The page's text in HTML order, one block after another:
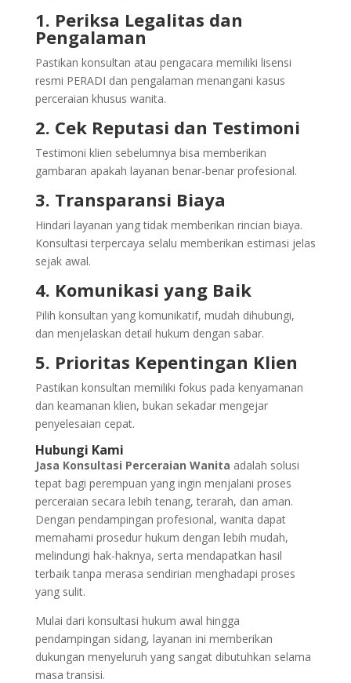
1. Periksa Legalitas dan
Pengalaman
Pastikan konsultan atau pengacara memiliki lisensi
resmi PERADI dan pengalaman menangani kasus
perceraian khusus wanita.
2. Cek Reputasi dan Testimoni
Testimoni klien sebelumnya bisa memberikan
gambaran apakah layanan benar-benar profesional.
3. Transparansi Biaya
Hindari layanan yang tidak memberikan rincian biaya.
Konsultasi terpercaya selalu memberikan estimasi jelas
sejak awal.
4. Komunikasi yang Baik
Pilih konsultan yang komunikatif, mudah dihubungi,
dan menjelaskan detail hukum dengan sabar.
5. Prioritas Kepentingan Klien
Pastikan konsultan memiliki fokus pada kenyamanan
dan keamanan klien, bukan sekadar mengejar
penyelesaian cepat.
Hubungi Kami
Jasa Konsultasi Perceraian Wanita adalah solusi
tepat bagi perempuan yang ingin menjalani proses
perceraian secara lebih tenang, terarah, dan aman.
Dengan pendampingan profesional, wanita dapat
memahami prosedur hukum dengan lebih mudah,
melindungi hak-haknya, serta mendapatkan hasil
terbaik tanpa merasa sendirian menghadapi proses
yang sulit.
Mulai dari konsultasi hukum awal hingga
pendampingan sidang, layanan ini memberikan
dukungan menyeluruh yang sangat dibutuhkan selama
masa transisi.